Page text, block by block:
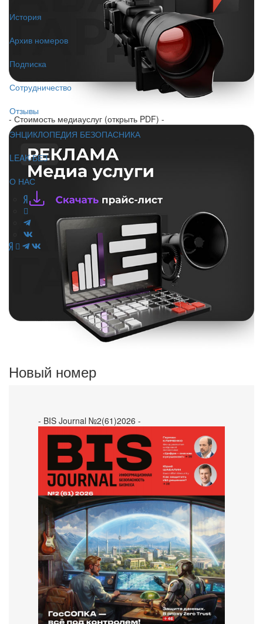
История
Архив номеров
Подписка
Сотрудничество
Отзывы
ЭНЦИКЛОПЕДИЯ БЕЗОПАСНИКА
LEAK-БЕЗ
О НАС
- Стоимость медиауслуг (открыть PDF) -
Новый номер
- BIS Journal №2(61)2026 -